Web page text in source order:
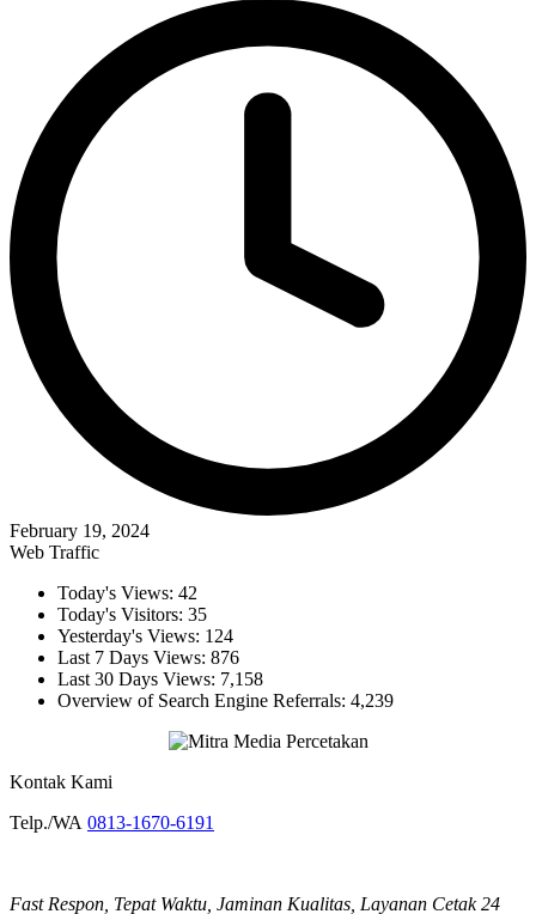
February 19, 2024
Web Traffic
Today's Views: 42
Today's Visitors: 35
Yesterday's Views: 124
Last 7 Days Views: 876
Last 30 Days Views: 7,158
Overview of Search Engine Referrals: 4,239
Kontak Kami
Telp./WA 0813-1670-6191
Fast Respon, Tepat Waktu, Jaminan Kualitas, Layanan Cetak 24